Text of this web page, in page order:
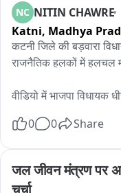
NC NITIN CHAWRE
Katni, Madhya
कटनी जिले की बड़वारा
राजनैतिक हलकों में हलचल
वीडियो में भाजपा विधायक
से लंबित शासकीय आईटीआई
बताया जाता है कि गुरुवार
एसडीएम कार्यालय पहुंचे
0 0 Share
जल जीवन मंत्रण पर
चर्चा